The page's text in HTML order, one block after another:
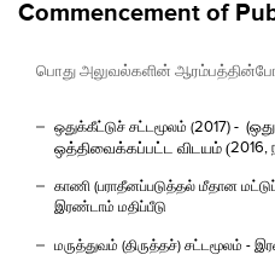
Commencement of
பொது அலுவல்களின்
ஒதுக்கீட்டுச் சட்டமூலம் (2017) - (
ஒத்திவைக்கப்பட்ட விடயம் (2016,
காணி (பராதீனப்படுத்தல் மீதான
இரண்டாம் மதிப்பீடு
மருத்துவம் (திருத்தச்) சட்டமூலம் -